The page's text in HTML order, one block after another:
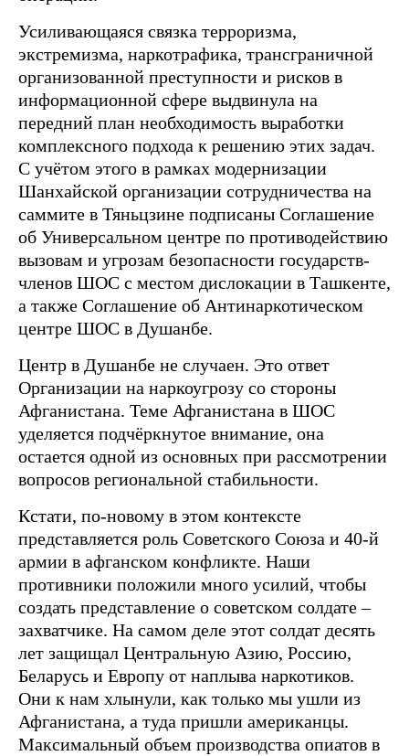
Усиливающаяся связка терроризма,
экстремизма, наркотрафика, трансграничной
организованной преступности и рисков в
информационной сфере выдвинула на
передний план необходимость выработки
комплексного подхода к решению этих задач.
С учётом этого в рамках модернизации
Шанхайской организации сотрудничества на
саммите в Тяньцзине подписаны Соглашение
об Универсальном центре по противодействию
вызовам и угрозам безопасности государств-
членов ШОС с местом дислокации в Ташкенте,
а также Соглашение об Антинаркотическом
центре ШОС в Душанбе.
Центр в Душанбе не случаен. Это ответ
Организации на наркоугрозу со стороны
Афганистана. Теме Афганистана в ШОС
уделяется подчёркнутое внимание, она
остается одной из основных при рассмотрении
вопросов региональной стабильности.
Кстати, по-новому в этом контексте
представляется роль Советского Союза и 40-й
армии в афганском конфликте. Наши
противники положили много усилий, чтобы
создать представление о советском солдате –
захватчике. На самом деле этот солдат десять
лет защищал Центральную Азию, Россию,
Беларусь и Европу от наплыва наркотиков.
Они к нам хлынули, как только мы ушли из
Афганистана, а туда пришли американцы.
Максимальный объем производства опиатов в